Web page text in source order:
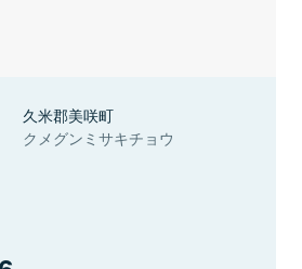
久米郡美咲町
クメグンミサキチョウ